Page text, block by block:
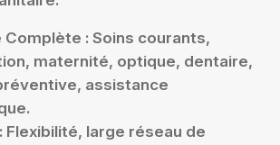
: Soins courants,
maternité, optique, dentaire,
assistance
Flexibilité, large réseau de